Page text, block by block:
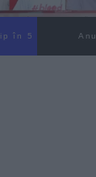
în 4